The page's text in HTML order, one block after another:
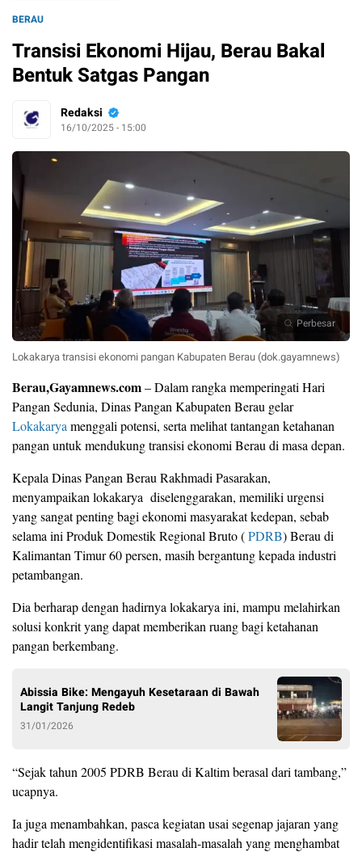
BERAU
Transisi Ekonomi Hijau, Berau Bakal
Bentuk Satgas Pangan
Redaksi
16/10/2025 - 15:00
Perbesar
Lokakarya transisi ekonomi pangan Kabupaten Berau (dok.gayamnews)
Berau,Gayamnews.com– Dalam rangka memperingati Hari
Pangan Sedunia, Dinas Pangan Kabupaten Berau gelar
Lokakarya menggali potensi, serta melihat tantangan ketahanan
pangan untuk mendukung transisi ekonomi Berau di masa depan.
Kepala Dinas Pangan Berau Rakhmadi Pasarakan,
menyampaikan lokakarya diselenggarakan, memiliki urgensi
yang sangat penting bagi ekonomi masyarakat kedepan, sebab
selama ini Produk Domestik Regional Bruto (PDRB) Berau di
Kalimantan Timur 60 persen, masih bergantung kepada industri
petambangan.
Dia berharap dengan hadirnya lokakarya ini, mampu melahirkan
solusi konkrit yang dapat memberikan ruang bagi ketahanan
pangan berkembang.
Abissia Bike: Mengayuh Kesetaraan di Bawah
Langit Tanjung Redeb
31/01/2026
“Sejak tahun 2005 PDRB Berau di Kaltim berasal dari tambang,”
ucapnya.
Ia juga menambahkan, pasca kegiatan usai segenap jajaran yang
hadir telah mengidentifikasi masalah-masalah yang menghambat